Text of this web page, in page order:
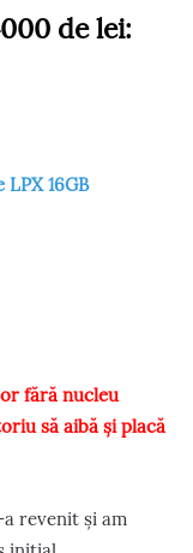
de lei:
16GB
fără nucleu
să aibă și placă
revenit și am